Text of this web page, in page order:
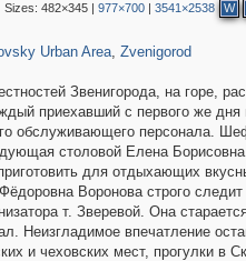
Sizes:482×345 |977×700 |3541×2538 W
Urban Area, Zvenigorod
Звенигорода, на горе,
приехавший с первого же дня
обслуживающего персонала.
столовой Елена Борисовна
для отдыхающих
Воронова строго следит
т. Зверевой. Она
Неизгладимое впечатление
и чеховских мест, прогулки в